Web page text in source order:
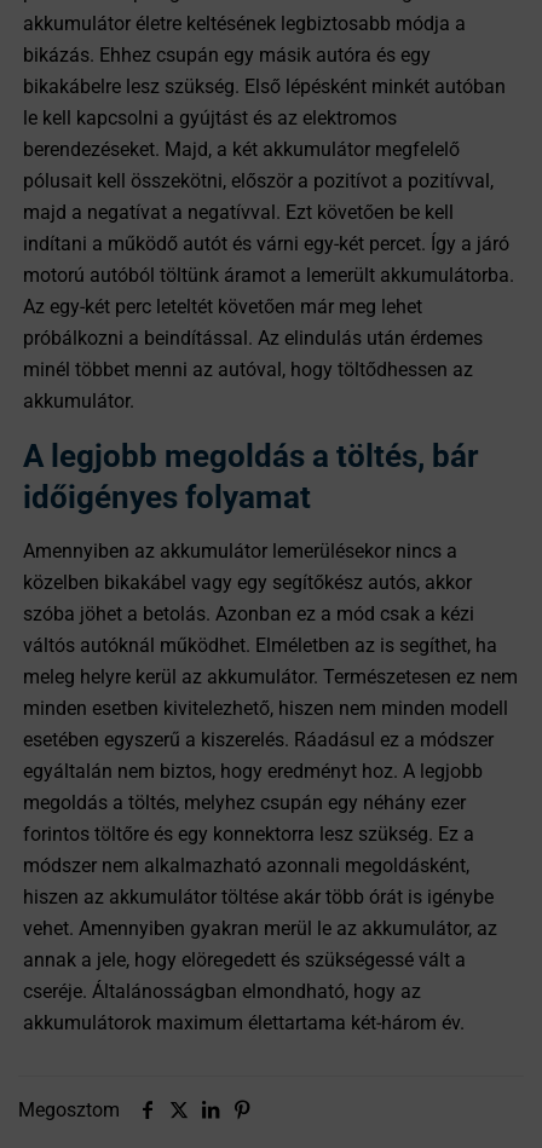
akkumulátor életre keltésének legbiztosabb módja a
bikázás. Ehhez csupán egy másik autóra és egy
bikakábelre lesz szükség. Első lépésként minkét autóban
le kell kapcsolni a gyújtást és az elektromos
berendezéseket. Majd, a két akkumulátor megfelelő
pólusait kell összekötni, először a pozitívot a pozitívval,
majd a negatívat a negatívval. Ezt követően be kell
indítani a működő autót és várni egy-két percet. Így a járó
motorú autóból töltünk áramot a lemerült akkumulátorba.
Az egy-két perc leteltét követően már meg lehet
próbálkozni a beindítással. Az elindulás után érdemes
minél többet menni az autóval, hogy töltődhessen az
akkumulátor.
A legjobb megoldás a töltés, bár
időigényes folyamat
Amennyiben az akkumulátor lemerülésekor nincs a
közelben bikakábel vagy egy segítőkész autós, akkor
szóba jöhet a betolás. Azonban ez a mód csak a kézi
váltós autóknál működhet. Elméletben az is segíthet, ha
meleg helyre kerül az akkumulátor. Természetesen ez nem
minden esetben kivitelezhető, hiszen nem minden modell
esetében egyszerű a kiszerelés. Ráadásul ez a módszer
egyáltalán nem biztos, hogy eredményt hoz. A legjobb
megoldás a töltés, melyhez csupán egy néhány ezer
forintos töltőre és egy konnektorra lesz szükség. Ez a
módszer nem alkalmazható azonnali megoldásként,
hiszen az akkumulátor töltése akár több órát is igénybe
vehet. Amennyiben gyakran merül le az akkumulátor, az
annak a jele, hogy elöregedett és szükségessé vált a
cseréje. Általánosságban elmondható, hogy az
akkumulátorok maximum élettartama két-három év.
Megosztom